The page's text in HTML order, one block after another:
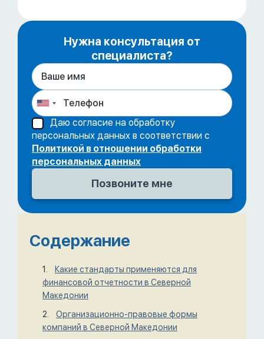
Нужна консультация от
специалиста?
Даю согласие на обработку
персональных данных в соответствии с
Политикой в отношении обработки
персональных данных
Содержание
Какие стандарты применяются для
финансовой отчетности в Северной
Македонии
Организационно-правовые формы
компаний в Северной Македонии